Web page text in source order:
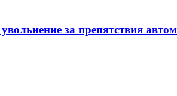
за препятствия